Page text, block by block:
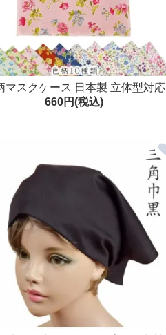
マスクケース 日本製 立体型対応
マスク入れ
660円(税込)